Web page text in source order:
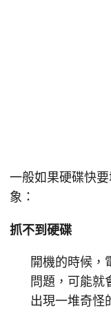
一般如果硬碟快
象：
抓不到硬碟
開機的時候，
問題，可能就
出現一堆奇怪